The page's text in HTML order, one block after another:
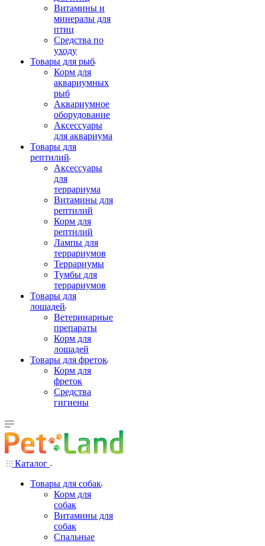
Витамины и
минералы для
птиц
Средства по
уходу
Товары для рыб
Корм для
аквариумных
рыб
Аквариумное
оборудование
Аксессуары
для аквариума
Товары для
рептилий
Аксессуары
для
террариума
Витамины для
рептилий
Корм для
рептилий
Лампы для
террариумов
Террариумы
Тумбы для
террариумов
Товары для
лошадей
Ветеринарные
препараты
Корм для
лошадей
Товары для фреток
Корм для
фреток
Средства
гигиены
Каталог
Товары для собак
Корм для
собак
Витамины для
собак
Спальные